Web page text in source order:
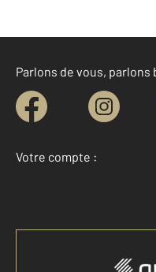
Parlons de vous, parlons
Votre compte :